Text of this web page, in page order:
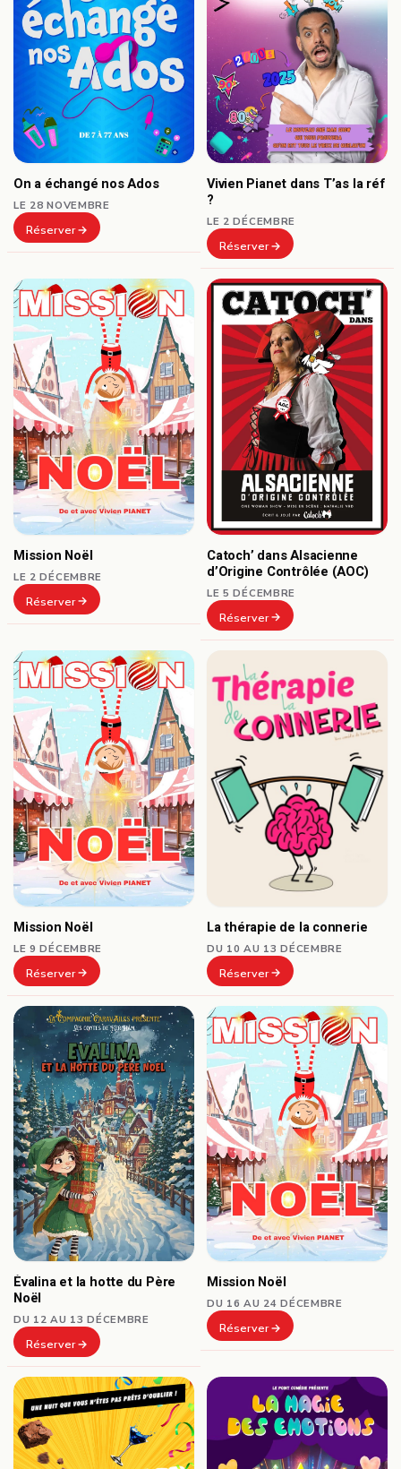
On a échangé nos Ados
LE 28 NOVEMBRE
Réserver
Vivien Pianet dans T’as la réf
?
LE 2 DÉCEMBRE
Réserver
Mission Noël
LE 2 DÉCEMBRE
Réserver
Catoch’ dans Alsacienne
d’Origine Contrôlée (AOC)
LE 5 DÉCEMBRE
Réserver
Mission Noël
LE 9 DÉCEMBRE
Réserver
La thérapie de la connerie
DU 10 AU 13 DÉCEMBRE
Réserver
Évalina et la hotte du Père
Noël
DU 12 AU 13 DÉCEMBRE
Réserver
Mission Noël
DU 16 AU 24 DÉCEMBRE
Réserver